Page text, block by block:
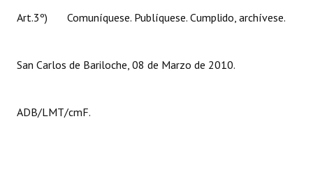
Art.3º) Comuníquese. Publíquese. Cumplido, archívese.
San Carlos de Bariloche, 08 de Marzo de 2010.
ADB/LMT/cmF.